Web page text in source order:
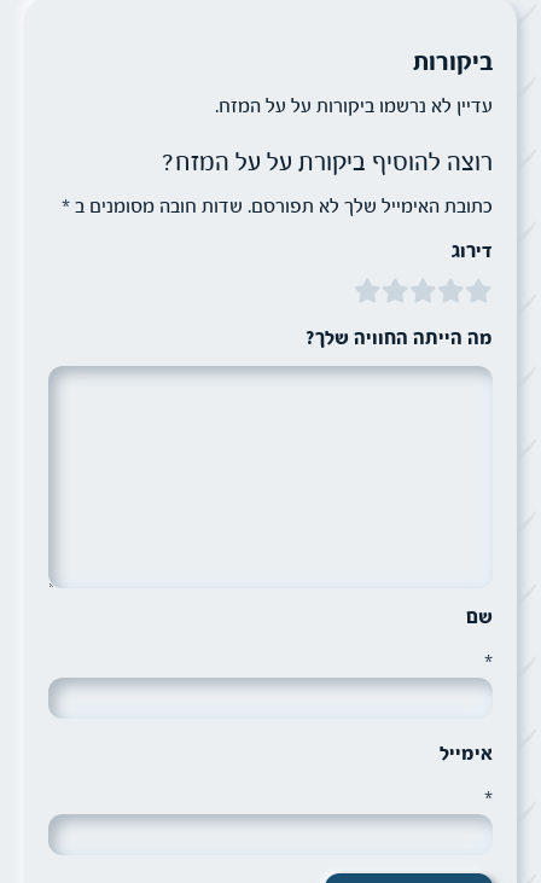
ביקורות
עדיין לא נרשמו ביקורות על על המזח.
רוצה להוסיף ביקורת על על המזח?
כתובת האימייל שלך לא תפורסם. שדות חובה מסומנים ב *
דירוג
מה הייתה החוויה שלך?
שם
*
אימייל
*